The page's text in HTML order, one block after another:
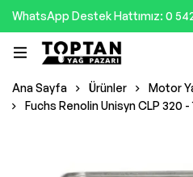
WhatsApp Destek Hattımız: 0 542
Ana Sayfa Ürünler
Motor
Fuchs Renolin Unisyn CLP 320 -